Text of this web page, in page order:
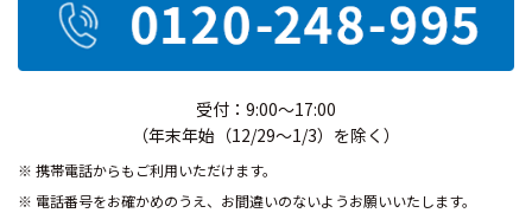
受付：9:00～17:00
（年末年始（12/29～1/3）を除く）
携帯電話からもご利用いただけます。
電話番号をお確かめのうえ、お間違いのないようお願いいたします。